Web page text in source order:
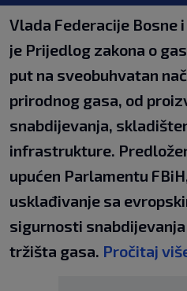
Vlada Federacije Bosne
je Prijedlog zakona o
put na sveobuhvatan
prirodnog gasa, od
snabdijevanja,
infrastrukture.
upućen Parlamentu
usklađivanje sa
sigurnosti
tržišta gasa. Pročitaj